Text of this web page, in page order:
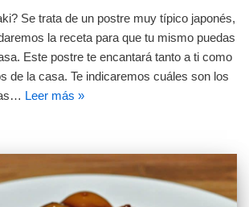
Se trata de un postre muy típico japonés,
la receta para que tu mismo puedas
Este postre te encantará tanto a ti como
de la casa. Te indicaremos cuáles son los
Leer más »